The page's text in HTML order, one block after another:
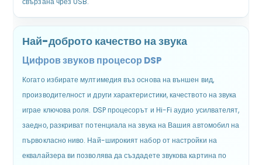
Най-доброто качество на звука
Цифров звуков процесор DSP
Когато избирате мултимедия въз основа на външен вид,
производителност и други характеристики, качеството на звука
играе ключова роля. DSP процесорът и Hi-Fi аудио усилвателят,
заедно, разкриват потенциала на звука на Вашия автомобил на
първокласно ниво. Най-широкият набор от настройки на
еквалайзера ви позволява да създадете звукова картина по